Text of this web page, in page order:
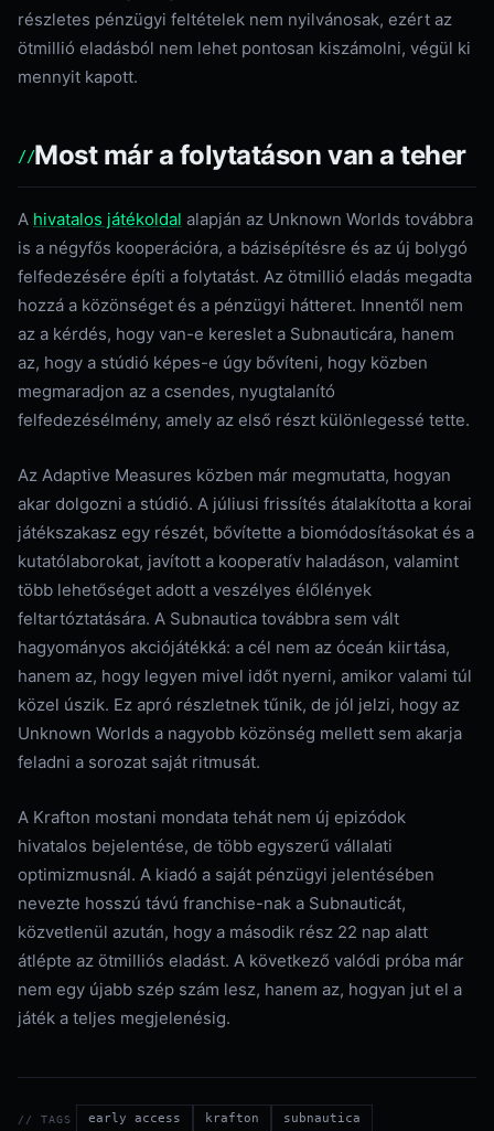
részletes pénzügyi feltételek nem nyilvánosak, ezért az
ötmillió eladásból nem lehet pontosan kiszámolni, végül ki
mennyit kapott.
Most már a folytatáson van a teher
A hivatalos játékoldal alapján az Unknown Worlds továbbra
is a négyfős kooperációra, a bázisépítésre és az új bolygó
felfedezésére építi a folytatást. Az ötmillió eladás megadta
hozzá a közönséget és a pénzügyi hátteret. Innentől nem
az a kérdés, hogy van-e kereslet a Subnauticára, hanem
az, hogy a stúdió képes-e úgy bővíteni, hogy közben
megmaradjon az a csendes, nyugtalanító
felfedezésélmény, amely az első részt különlegessé tette.
Az Adaptive Measures közben már megmutatta, hogyan
akar dolgozni a stúdió. A júliusi frissítés átalakította a korai
játékszakasz egy részét, bővítette a biomódosításokat és a
kutatólaborokat, javított a kooperatív haladáson, valamint
több lehetőséget adott a veszélyes élőlények
feltartóztatására. A Subnautica továbbra sem vált
hagyományos akciójátékká: a cél nem az óceán kiirtása,
hanem az, hogy legyen mivel időt nyerni, amikor valami túl
közel úszik. Ez apró részletnek tűnik, de jól jelzi, hogy az
Unknown Worlds a nagyobb közönség mellett sem akarja
feladni a sorozat saját ritmusát.
A Krafton mostani mondata tehát nem új epizódok
hivatalos bejelentése, de több egyszerű vállalati
optimizmusnál. A kiadó a saját pénzügyi jelentésében
nevezte hosszú távú franchise-nak a Subnauticát,
közvetlenül azután, hogy a második rész 22 nap alatt
átlépte az ötmilliós eladást. A következő valódi próba már
nem egy újabb szép szám lesz, hanem az, hogyan jut el a
játék a teljes megjelenésig.
// TAGS early access krafton
subnautica